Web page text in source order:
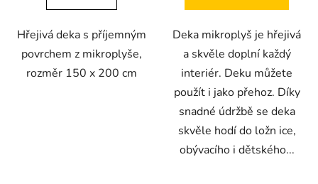
Hřejivá deka s příjemným
povrchem z mikroplyše,
rozměr 150 x 200 cm
Deka mikroplyš je hřejivá
a skvěle doplní každý
interiér. Deku můžete
použít i jako přehoz. Díky
snadné údržbě se deka
skvěle hodí do ložn ice,
obývacího i dětského...